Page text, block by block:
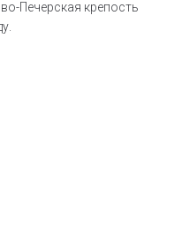
Печерская крепость